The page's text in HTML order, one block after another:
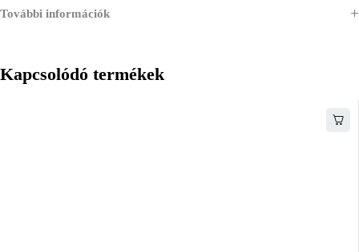
További információk
Kapcsolódó termékek